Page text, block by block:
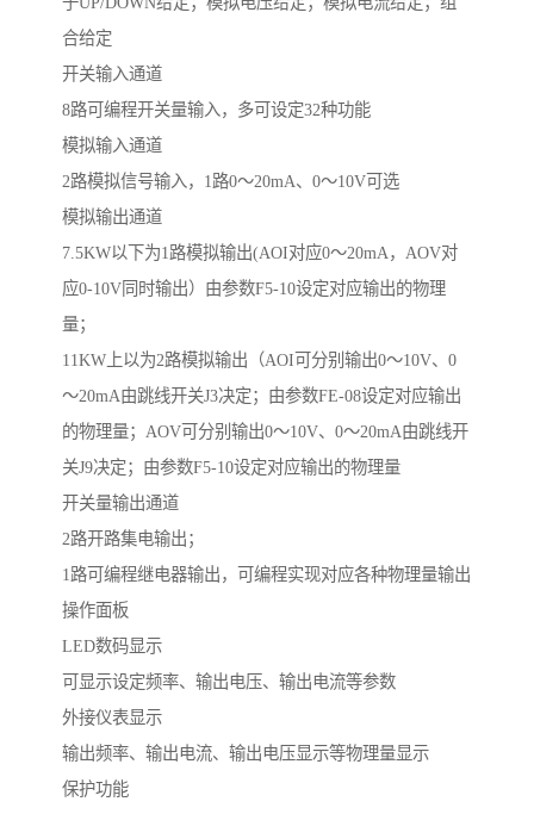
合给定
开关输入通道
8路可编程开关量输入，多可设定32种功能
模拟输入通道
2路模拟信号输入，1路0～20mA、0～10V可选
模拟输出通道
7.5KW以下为1路模拟输出(AOI对应0～20mA，AOV对
应0-10V同时输出）由参数F5-10设定对应输出的物理
量；
11KW上以为2路模拟输出（AOI可分别输出0～10V、0
～20mA由跳线开关J3决定；由参数FE-08设定对应输出
的物理量；AOV可分别输出0～10V、0～20mA由跳线开
关J9决定；由参数F5-10设定对应输出的物理量
开关量输出通道
2路开路集电输出；
1路可编程继电器输出，可编程实现对应各种物理量输出
操作面板
LED数码显示
可显示设定频率、输出电压、输出电流等参数
外接仪表显示
输出频率、输出电流、输出电压显示等物理量显示
保护功能